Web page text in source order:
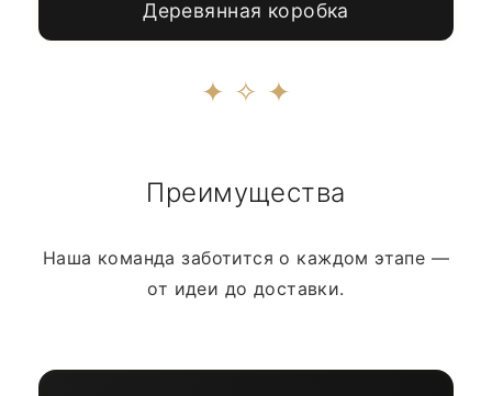
Деревянная коробка
✦ ✧ ✦
Преимущества
Наша команда заботится о каждом этапе —
от идеи до доставки.